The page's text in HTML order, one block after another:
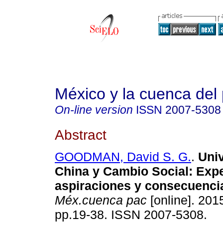
México y la cuenca del
On-line version ISSN 2007-5308
Abstract
GOODMAN, David S. G..
China y Cambio Social:
aspiraciones y
Méx.cuenca pac [online].
pp.19-38. ISSN 2007-5308.